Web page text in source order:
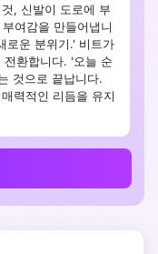
, 신발이 도로에 부
여감을 만들어냅니
로운 분위기.' 비트가
전환합니다. '오늘 순
것으로 끝납니다.
력적인 리듬을 유지